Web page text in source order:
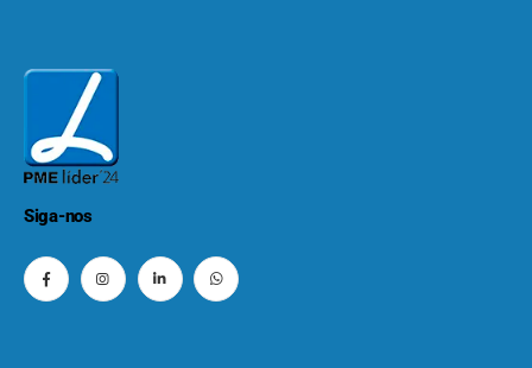
Siga-nos